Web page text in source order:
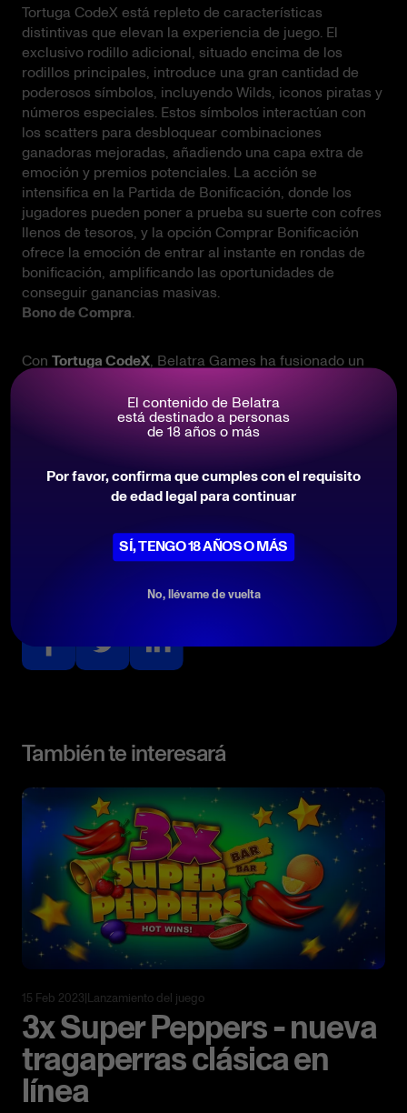
Tortuga CodeX está repleto de características
distintivas que elevan la experiencia de juego. El
exclusivo rodillo adicional, situado encima de los
rodillos principales, introduce una gran cantidad de
poderosos símbolos, incluyendo Wilds, iconos piratas y
números especiales. Estos símbolos interactúan con
los scatters para desbloquear combinaciones
ganadoras mejoradas, añadiendo una capa extra de
emoción y premios potenciales. La acción se
intensifica en la Partida de Bonificación, donde los
jugadores pueden poner a prueba su suerte con cofres
llenos de tesoros, y la opción Comprar Bonificación
ofrece la emoción de entrar al instante en rondas de
bonificación, amplificando las oportunidades de
conseguir ganancias masivas.
Bono de Compra.
Con Tortuga CodeX, Belatra Games ha fusionado un
diseño cautivador con una mecánica de vanguardia,
creando una aventura donde aguarda el encanto de los
tesoros legendarios. Iza las velas y únete a la búsqueda
pirata definitiva— no pierdas la oportunidad de
Ttuorga CodeX.
JUGAR AHORA
Compartir esto
También te interesará
15 Feb 2023|Lanzamiento del juego
3x Super Peppers - nueva
tragaperras clásica en
línea
El contenido de Belatra
está destinado a personas
de 18 años o más
Por favor, confirma que cumples con el requisito
de edad legal para continuar
SÍ, TENGO 18 AÑOS O MÁS
No, llévame de vuelta